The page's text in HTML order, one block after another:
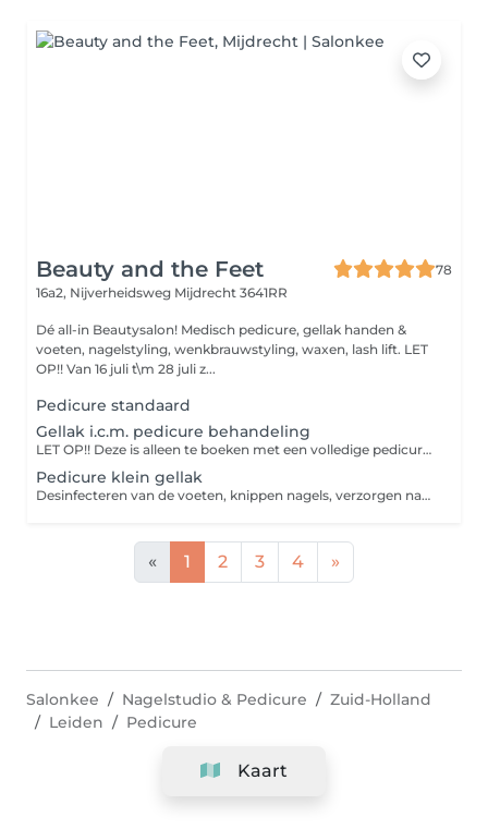
Beauty and the Feet
78
16a2, Nijverheidsweg Mijdrecht 3641RR
Dé all-in Beautysalon! Medisch pedicure, gellak handen &
voeten, nagelstyling, wenkbrauwstyling, waxen, lash lift. LET
OP!! Van 16 juli t\m 28 juli z...
Pedicure standaard
Gellak i.c.m. pedicure behandeling
LET OP!! Deze is alleen te boeken met een volledige pedicure behandeling! Wil je gellak op de teennagels? Kies dan voor pedicure klein gellak!
Pedicure klein gellak
Desinfecteren van de voeten, knippen nagels, verzorgen nagels & gellak.
« 1 2 3 4 »
Kaart
Salonkee Nagelstudio & Pedicure
Zuid-Holland
Leiden
Pedicure